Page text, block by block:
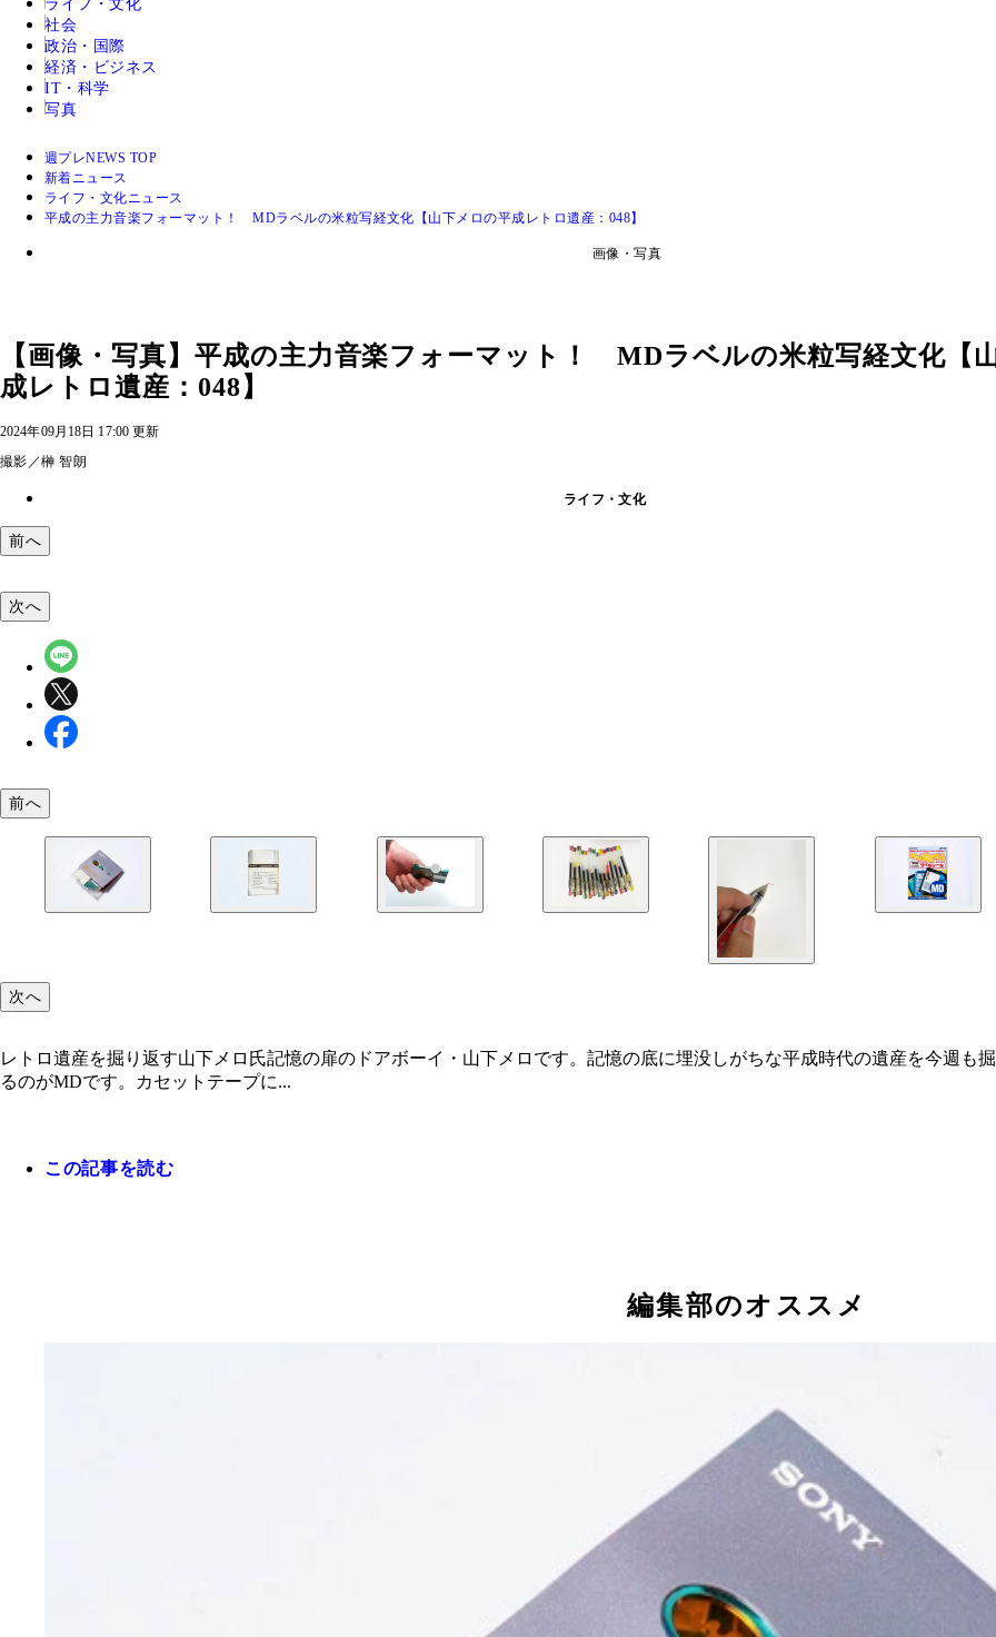
ライフ・文化
社会
政治・国際
経済・ビジネス
IT・科学
写真
週プレNEWS TOP
新着ニュース
ライフ・文化ニュース
平成の主力音楽フォーマット！ MDラベルの米粒写経文化【山下メロの平成レトロ遺産：048】
画像・写真
【画像・写真】平成の主力音楽フォーマット！ MDラベルの米粒写経文化【
成レトロ遺産：048】
2024年09月18日 17:00 更新
撮影／榊 智朗
ライフ・文化
前へ
次へ
前へ
次へ
レトロ遺産を掘り返す山下メロ氏記憶の扉のドアボーイ・山下メロです。記憶の底に埋没しがちな平成時代の遺産を今週も
るのがMDです。カセットテープに...
この記事を読む
編集部のオススメ